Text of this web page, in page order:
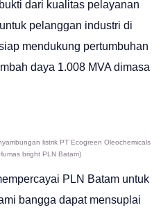
dari kualitas pelayanan
pelanggan industri di
mendukung pertumbuhan
daya 1.008 MVA dimasa
listrik PT Ecogreen Oleochemicals
bright PLN Batam)
PLN Batam untuk
bangga dapat mensuplai